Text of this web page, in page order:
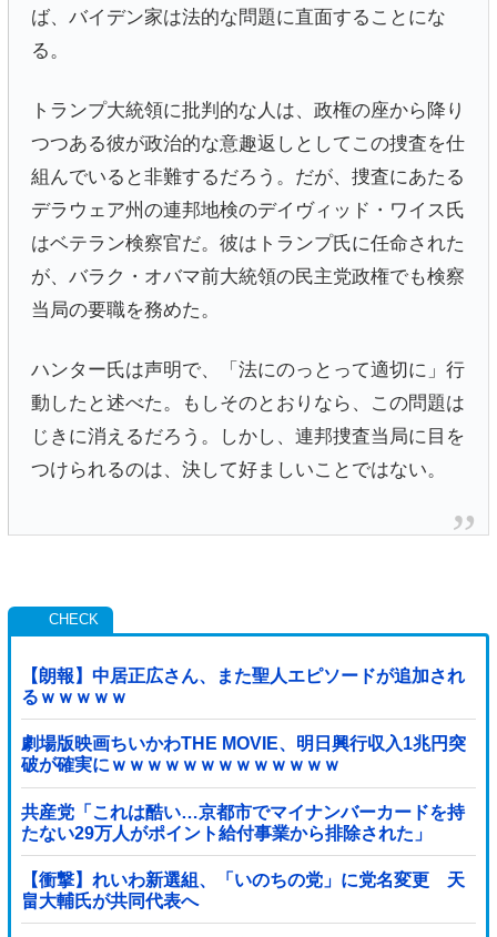
ば、バイデン家は法的な問題に直面することにな
る。
トランプ大統領に批判的な人は、政権の座から降り
つつある彼が政治的な意趣返しとしてこの捜査を仕
組んでいると非難するだろう。だが、捜査にあたる
デラウェア州の連邦地検のデイヴィッド・ワイス氏
はベテラン検察官だ。彼はトランプ氏に任命された
が、バラク・オバマ前大統領の民主党政権でも検察
当局の要職を務めた。
ハンター氏は声明で、「法にのっとって適切に」行
動したと述べた。もしそのとおりなら、この問題は
じきに消えるだろう。しかし、連邦捜査当局に目を
つけられるのは、決して好ましいことではない。
【朗報】中居正広さん、また聖人エピソードが追加され
るｗｗｗｗｗ
劇場版映画ちいかわTHE MOVIE、明日興行収入1兆円突
破が確実にｗｗｗｗｗｗｗｗｗｗｗｗｗ
共産党「これは酷い…京都市でマイナンバーカードを持
たない29万人がポイント給付事業から排除された」
【衝撃】れいわ新選組、「いのちの党」に党名変更 天
畠大輔氏が共同代表へ